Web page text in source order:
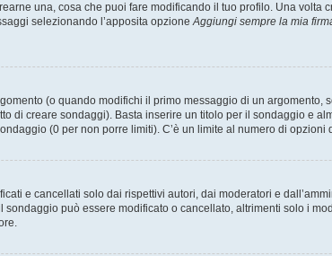
una, cosa che puoi fare modificando il tuo profilo. Una
selezionando l’apposita opzioneAggiungi sempre la mia
(o quando modifichi il primo messaggio di un
di creare sondaggi). Basta inserire un titolo per il sondaggio e
(0 per non porre limiti). C’è un limite al numero di
e cancellati solo dai rispettivi autori, dai moderatori e
può essere modificato o cancellato, altrimenti solo i